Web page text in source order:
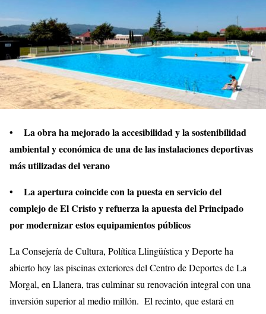
• La obra ha mejorado la accesibilidad y la sostenibilidad
ambiental y económica de una de las instalaciones deportivas
más utilizadas del verano
• La apertura coincide con la puesta en servicio del
complejo de El Cristo y refuerza la apuesta del Principado
por modernizar estos equipamientos públicos
La Consejería de Cultura, Política Llingüística y Deporte ha
abierto hoy las piscinas exteriores del Centro de Deportes de La
Morgal, en Llanera, tras culminar su renovación integral con una
inversión superior al medio millón. El recinto, que estará en